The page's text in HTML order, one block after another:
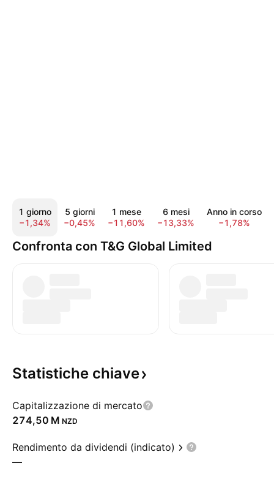
1 giorno
−1,34%
5 giorni
−0,45%
1 mese
−11,60%
6 mesi
−13,33%
Anno in corso
−1,78%
Confronta con T&G Global Limited
Statistiche chiave
Capitalizzazione di mercato
‪274,50 M‬ NZD
Rendimento da dividendi (indicato)
—